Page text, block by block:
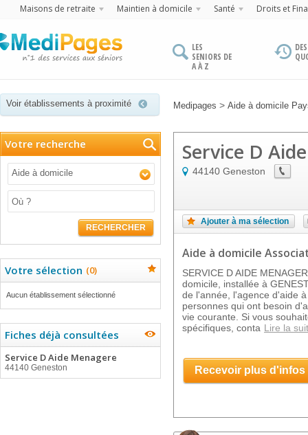
Maisons de retraite Maintien à domicile Santé Droits et
LES
SENIORS DE
A À Z
Voir établissements à proximité Medipages > Aide à domicile
Votre recherche
Aide à domicile
RECHERCHER
Votre sélection (0)
Aucun établissement sélectionné
Fiches déjà consultées
Service D Aide Menagere
44140 Geneston
Service D
44140 Geneston
Ajouter à ma sélection
Aide à domicile
SERVICE D AIDE
domicile, installée à
de l'année, l'agence d'aide
personnes qui ont besoin
vie courante. Si vous
spécifiques, conta Lire la
Recevoir plus d'infos